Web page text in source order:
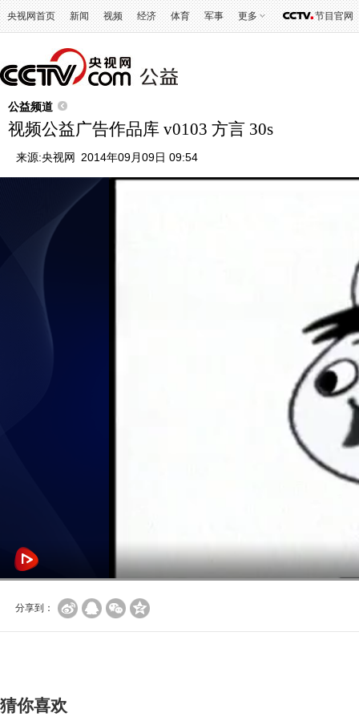
央视网首页 新闻 视频 经济 体育 军事 更多 节目官网
公益频道
视频公益广告作品库 v0103 方言 30s
来源:央视网 2014年09月09日 09:54
分享到：
猜你喜欢